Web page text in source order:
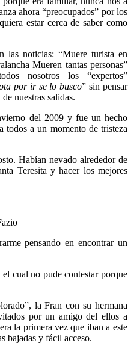
ahora “preocupados” por los
estar cerca de saber como
las noticias: “Muere turista en
Mueren tantas personas”
nosotros los “expertos”
por ir se lo busco” sin pensar
nuestras salidas.
del 2009 y fue un hecho
todos a un momento de tristeza
Habían nevado alrededor de
Teresita y hacer los mejores
pensando en encontrar un
cual no pude contestar porque
la Fran con su hermana
por un amigo del ellos a
la primera vez que iban a este
bajadas y fácil acceso.